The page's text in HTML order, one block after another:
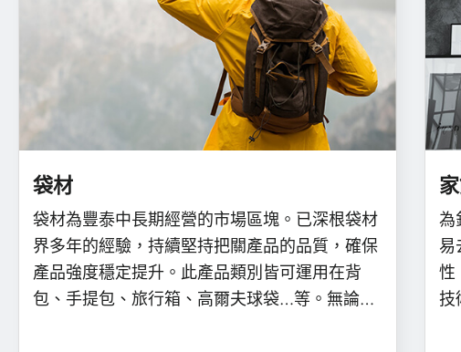
袋材
袋材為豐泰中長期經營的市場區塊。已深根袋材
界多年的經驗，持續堅持把關產品的品質，確保
產品強度穩定提升。此產品類別皆可運用在背
包、手提包、旅行箱、高爾夫球袋…等。無論是
為
易
性
技